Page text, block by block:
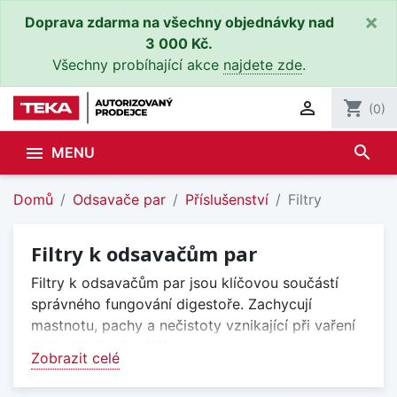
Doprava zdarma na všechny objednávky nad
3 000 Kč.
Všechny probíhající akce najdete zde.
×
 shopping_cart (0)
 MENU search
Domů Odsavače par Příslušenství Filtry
Filtry k odsavačům par
Zobrazit celé
Filtry k odsavačům par jsou klíčovou součástí
správného fungování digestoře. Zachycují
mastnotu, pachy a nečistoty vznikající při vaření